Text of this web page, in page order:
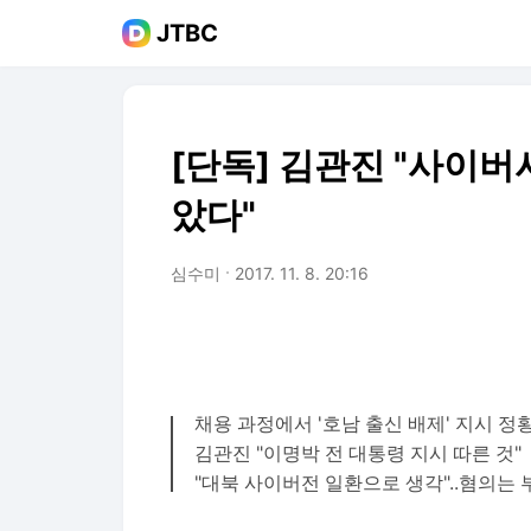
JTBC
[단독] 김관진 "사이버
았다"
심수미 2017. 11. 8. 20:16
채용 과정에서 '호남 출신 배제' 지시 정
김관진 "이명박 전 대통령 지시 따른 것"
"대북 사이버전 일환으로 생각"..혐의는